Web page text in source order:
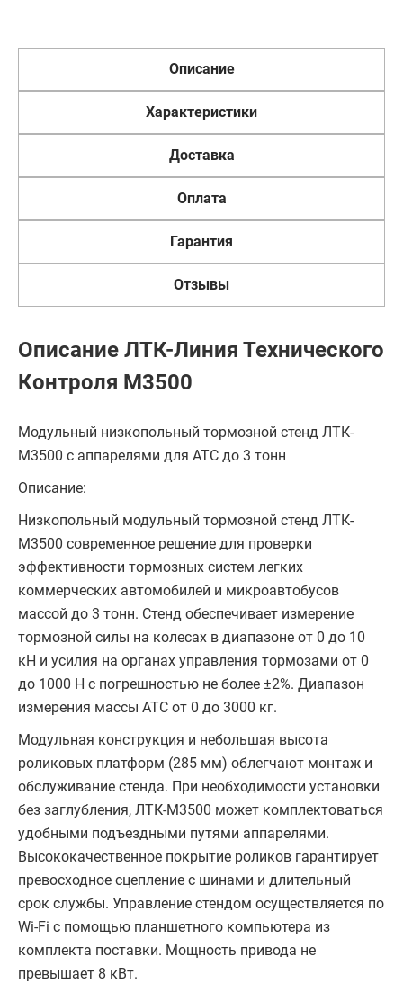
Описание
Характеристики
Доставка
Оплата
Гарантия
Отзывы
Описание ЛТК-Линия Технического
Контроля М3500
Модульный низкопольный тормозной стенд ЛТК-
М3500 с аппарелями для АТС до 3 тонн
Описание:
Низкопольный модульный тормозной стенд ЛТК-
М3500 современное решение для проверки
эффективности тормозных систем легких
коммерческих автомобилей и микроавтобусов
массой до 3 тонн. Стенд обеспечивает измерение
тормозной силы на колесах в диапазоне от 0 до 10
кН и усилия на органах управления тормозами от 0
до 1000 Н с погрешностью не более ±2%. Диапазон
измерения массы АТС от 0 до 3000 кг.
Модульная конструкция и небольшая высота
роликовых платформ (285 мм) облегчают монтаж и
обслуживание стенда. При необходимости установки
без заглубления, ЛТК-М3500 может комплектоваться
удобными подъездными путями аппарелями.
Высококачественное покрытие роликов гарантирует
превосходное сцепление с шинами и длительный
срок службы. Управление стендом осуществляется по
Wi-Fi с помощью планшетного компьютера из
комплекта поставки. Мощность привода не
превышает 8 кВт.